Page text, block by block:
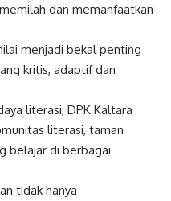
dan memanfaatkan
menjadi bekal penting
kritis, adaptif dan
literasi, DPK Kaltara
literasi, taman
belajar di berbagai
tidak hanya